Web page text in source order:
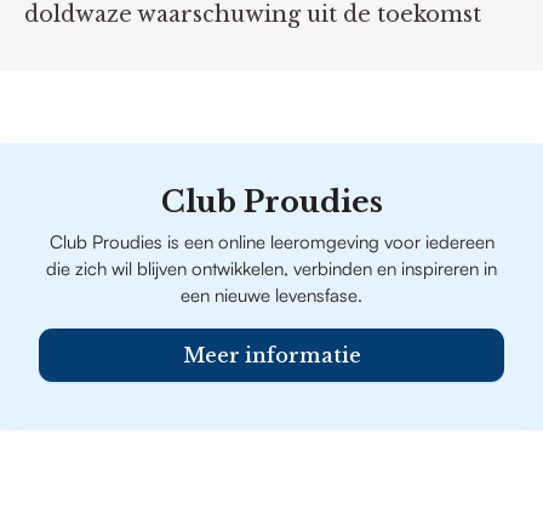
doldwaze waarschuwing uit de toekomst
Club Proudies
Club Proudies is een online leeromgeving voor iedereen
die zich wil blijven ontwikkelen, verbinden en inspireren in
een nieuwe levensfase.
Meer informatie